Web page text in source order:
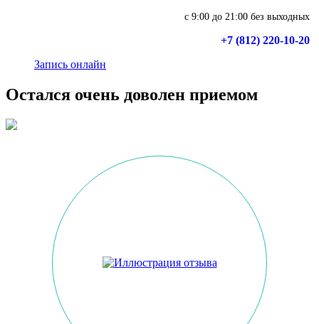
с 9:00 до 21:00 без выходных
+7 (812) 220-10-20
Запись онлайн
Остался очень доволен приемом